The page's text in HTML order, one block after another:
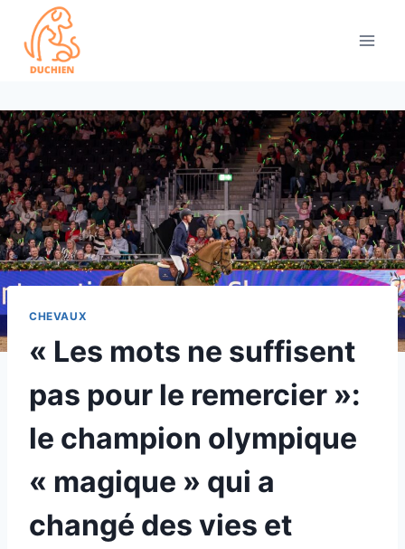
content
CHEVAUX
« Les mots ne suffisent
pas pour le remercier »:
le champion olympique
« magique » qui a
changé des vies et